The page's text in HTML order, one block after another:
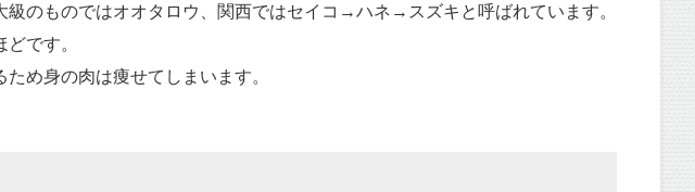
のものではオオタロウ、関西ではセイコ→ハネ→スズキと呼ばれています。
です。
め身の肉は痩せてしまいます。